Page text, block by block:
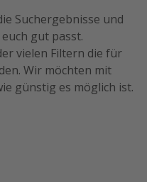
Suchergebnisse und
gut passt.
vielen Filtern die für
Wir möchten mit
günstig es möglich ist.